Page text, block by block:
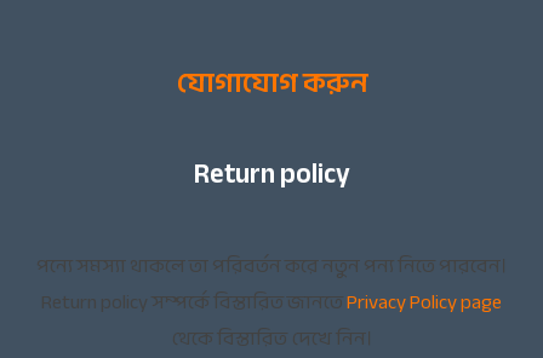
যোগাযোগ করুন
Return policy
পন্যে সমস্যা থাকলে তা পরিবর্তন করে নতুন পন্য নিতে পারবেন।
Return policy সম্পর্কে বিস্তারিত জানতেPrivacy Policy page
থেকে বিস্তারিত দেখে নিন।